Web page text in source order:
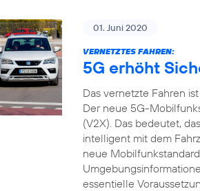
01. Juni 2020
VERNETZTES FAHREN:
5G erhöht
Das vernetzte Fahren
Der neue 5G-
(V2X). Das bedeutet,
intelligent mit dem
neue
essentielle